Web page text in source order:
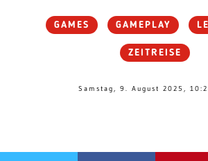
GAMES GAMEPLAY
ZEITREISE
Samstag, 9. August 2025,